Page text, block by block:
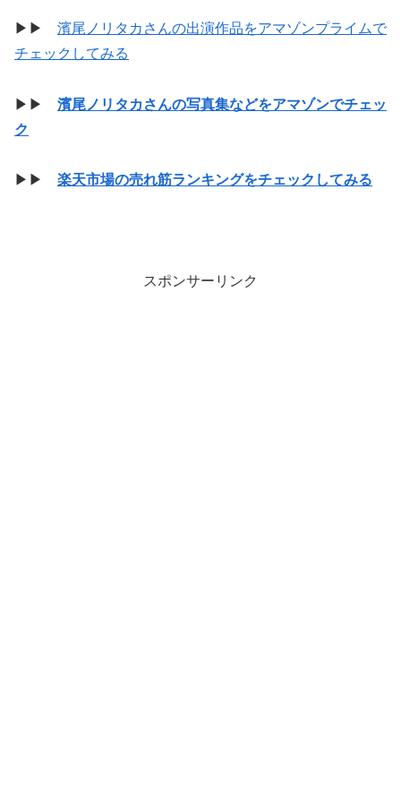
▶▶ 濱尾ノリタカさんの出演作品をアマゾンプライムで
チェックしてみる
▶▶ 濱尾ノリタカさんの写真集などをアマゾンでチェッ
ク
▶▶ 楽天市場の売れ筋ランキングをチェックしてみる
スポンサーリンク